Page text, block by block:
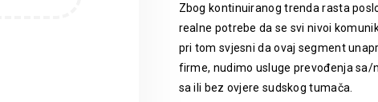
Zbog kontinuiranog trenda rasta
realne potrebe da se svi nivoi
pri tom svjesni da ovaj segment
firme, nudimo usluge prevođenja sa/
sa ili bez ovjere sudskog tumača.